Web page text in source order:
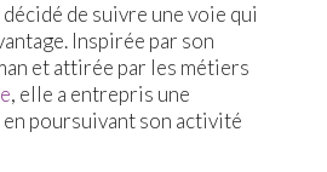
de suivre une voie qui
Inspirée par son
et attirée par les métiers
, elle a entrepris une
poursuivant son activité